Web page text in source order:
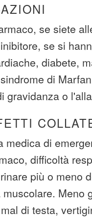
se siete
se si
diabete,
di
gravidanza o
medica di
difficoltà
più o meno
Meno
di testa,